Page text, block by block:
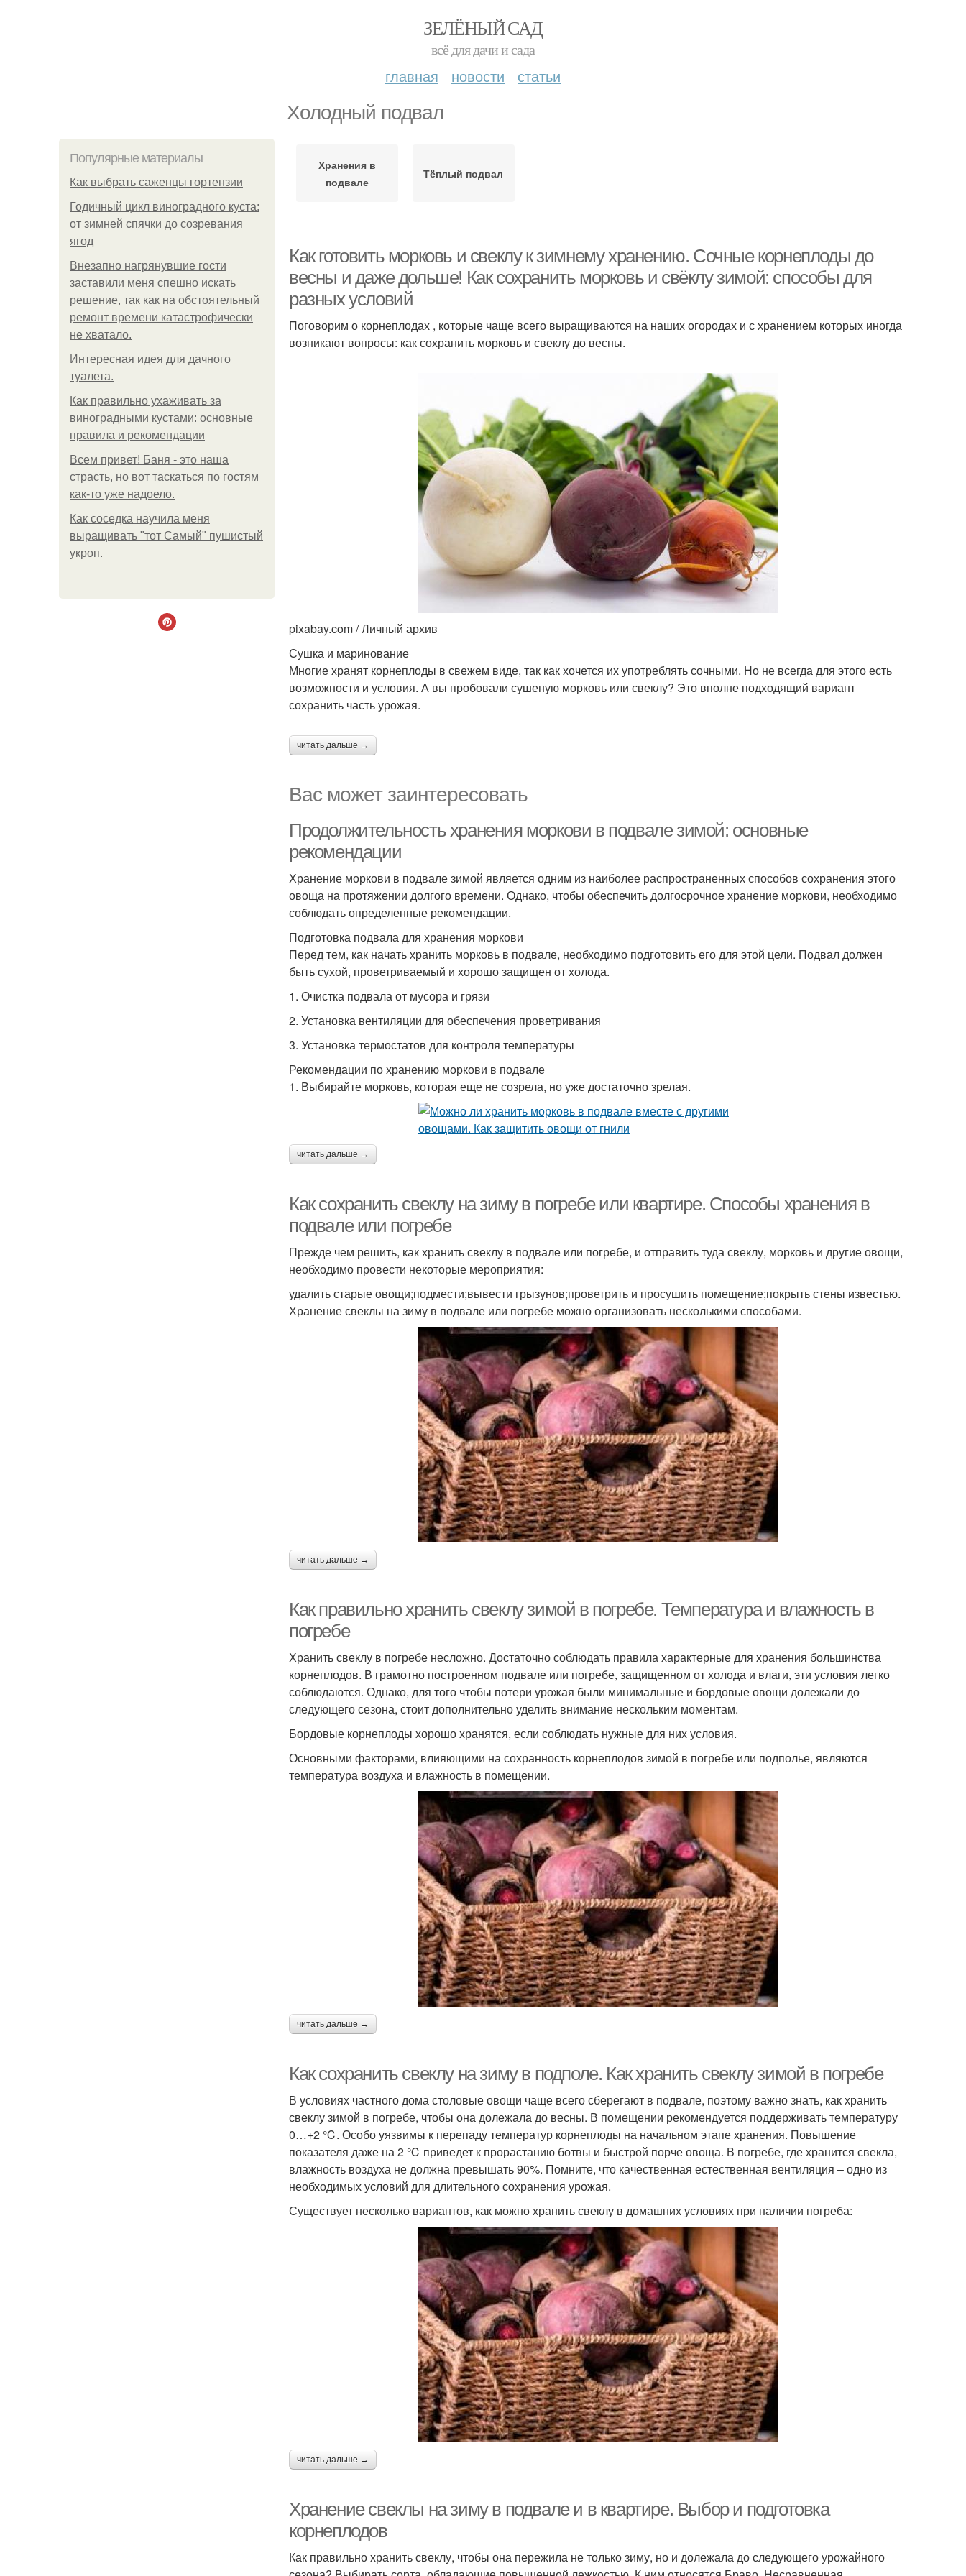
ЗЕЛЁНЫЙ САД
всё для дачи и сада
главная новости статьи
Холодный подвал
Популярные материалы
Как выбрать саженцы гортензии
Годичный цикл виноградного куста:
от зимней спячки до созревания
ягод
Внезапно нагрянувшие гости
заставили меня спешно искать
решение, так как на обстоятельный
ремонт времени катастрофически
не хватало.
Интересная идея для дачного
туалета.
Как правильно ухаживать за
виноградными кустами: основные
правила и рекомендации
Всем привет! Баня - это наша
страсть, но вот таскаться по гостям
как-то уже надоело.
Как соседка научила меня
выращивать "тот Самый" пушистый
укроп.
Хранения в
подвале
Тёплый подвал
Как готовить морковь и свеклу к зимнему хранению. Сочные корнеплоды до
весны и даже дольше! Как сохранить морковь и свёклу зимой: способы для
разных условий
Поговорим о корнеплодах , которые чаще всего выращиваются на наших огородах и с хранением которых иногда
возникают вопросы: как сохранить морковь и свеклу до весны.
pixabay.com / Личный архив
Сушка и маринование
Многие хранят корнеплоды в свежем виде, так как хочется их употреблять сочными. Но не всегда для этого есть
возможности и условия. А вы пробовали сушеную морковь или свеклу? Это вполне подходящий вариант
сохранить часть урожая.
читать дальше →
Вас может заинтересовать
Продолжительность хранения моркови в подвале зимой: основные
рекомендации
Хранение моркови в подвале зимой является одним из наиболее распространенных способов сохранения этого
овоща на протяжении долгого времени. Однако, чтобы обеспечить долгосрочное хранение моркови, необходимо
соблюдать определенные рекомендации.
Подготовка подвала для хранения моркови
Перед тем, как начать хранить морковь в подвале, необходимо подготовить его для этой цели. Подвал должен
быть сухой, проветриваемый и хорошо защищен от холода.
1. Очистка подвала от мусора и грязи
2. Установка вентиляции для обеспечения проветривания
3. Установка термостатов для контроля температуры
Рекомендации по хранению моркови в подвале
1. Выбирайте морковь, которая еще не созрела, но уже достаточно зрелая.
читать дальше →
Как сохранить свеклу на зиму в погребе или квартире. Способы хранения в
подвале или погребе
Прежде чем решить, как хранить свеклу в подвале или погребе, и отправить туда свеклу, морковь и другие овощи,
необходимо провести некоторые мероприятия:
удалить старые овощи;подмести;вывести грызунов;проветрить и просушить помещение;покрыть стены известью.
Хранение свеклы на зиму в подвале или погребе можно организовать несколькими способами.
читать дальше →
Как правильно хранить свеклу зимой в погребе. Температура и влажность в
погребе
Хранить свеклу в погребе несложно. Достаточно соблюдать правила характерные для хранения большинства
корнеплодов. В грамотно построенном подвале или погребе, защищенном от холода и влаги, эти условия легко
соблюдаются. Однако, для того чтобы потери урожая были минимальные и бордовые овощи долежали до
следующего сезона, стоит дополнительно уделить внимание нескольким моментам.
Бордовые корнеплоды хорошо хранятся, если соблюдать нужные для них условия.
Основными факторами, влияющими на сохранность корнеплодов зимой в погребе или подполье, являются
температура воздуха и влажность в помещении.
читать дальше →
Как сохранить свеклу на зиму в подполе. Как хранить свеклу зимой в погребе
В условиях частного дома столовые овощи чаще всего сберегают в подвале, поэтому важно знать, как хранить
свеклу зимой в погребе, чтобы она долежала до весны. В помещении рекомендуется поддерживать температуру
0…+2 ℃. Особо уязвимы к перепаду температур корнеплоды на начальном этапе хранения. Повышение
показателя даже на 2 ℃ приведет к прорастанию ботвы и быстрой порче овоща. В погребе, где хранится свекла,
влажность воздуха не должна превышать 90%. Помните, что качественная естественная вентиляция – одно из
необходимых условий для длительного сохранения урожая.
Существует несколько вариантов, как можно хранить свеклу в домашних условиях при наличии погреба:
читать дальше →
Хранение свеклы на зиму в подвале и в квартире. Выбор и подготовка
корнеплодов
Как правильно хранить свеклу, чтобы она пережила не только зиму, но и долежала до следующего урожайного